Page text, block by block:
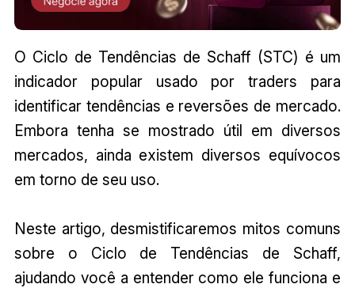
O Ciclo de Tendências de Schaff (STC) é um
indicador popular usado por traders para
identificar tendências e reversões de mercado.
Embora tenha se mostrado útil em diversos
mercados, ainda existem diversos equívocos
em torno de seu uso.
Neste artigo, desmistificaremos mitos comuns
sobre o Ciclo de Tendências de Schaff,
ajudando você a entender como ele funciona e